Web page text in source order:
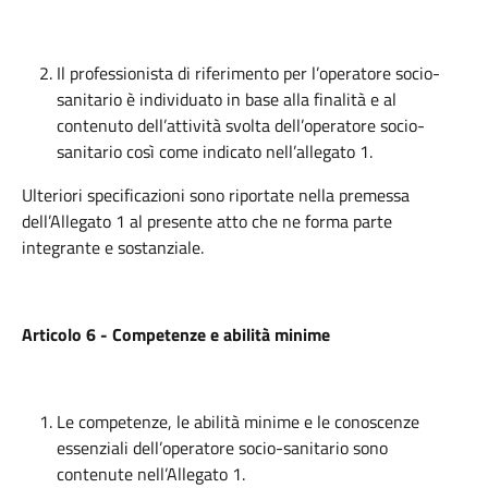
Il professionista di riferimento per l’operatore socio-
sanitario è individuato in base alla finalità e al
contenuto dell’attività svolta dell’operatore socio-
sanitario così come indicato nell’allegato 1.
Ulteriori specificazioni sono riportate nella premessa
dell’Allegato 1 al presente atto che ne forma parte
integrante e sostanziale.
Articolo 6 - Competenze e abilità minime
Le competenze, le abilità minime e le conoscenze
essenziali dell’operatore socio-sanitario sono
contenute nell’Allegato 1.